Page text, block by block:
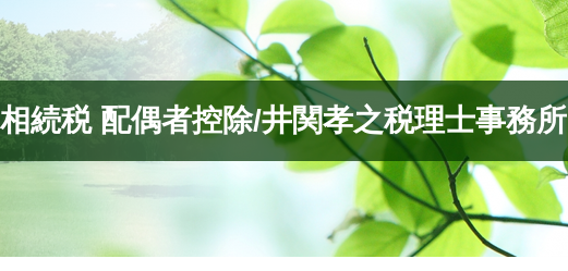
相続税 配偶者控除/井関孝之税理士事務所